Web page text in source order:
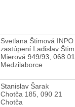
Svetlana Štimová INPO
zastúpení Ladislav
Mierová 949/93, 068 01
Medzilaborce
Stanislav Šarak
Chotča 185, 090 21
Chotča